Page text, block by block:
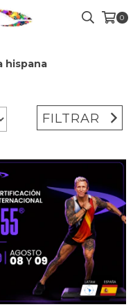
0
hispana
FILTRAR